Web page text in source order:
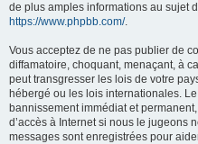
de plus amples informations au sujet
https://www.phpbb.com/.
Vous acceptez de ne pas publier de
diffamatoire, choquant, menaçant, à
peut transgresser les lois de votre
hébergé ou les lois internationales.
bannissement immédiat et
d’accès à Internet si nous le jugeons
messages sont enregistrées pour